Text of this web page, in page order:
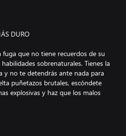
DURO
que no tiene recuerdos de su
sobrenaturales. Tienes la
y no te detendrás ante nada para
puñetazos brutales, escóndete
explosivas y haz que los malos